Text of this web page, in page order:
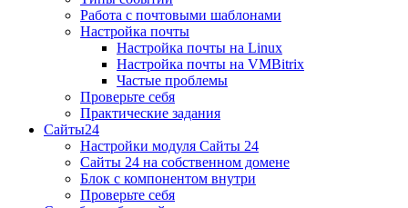
Работа с почтовыми шаблонами
Настройка почты
Настройка почты на Linux
Настройка почты на VMBitrix
Частые проблемы
Проверьте себя
Практические задания
Сайты24
Настройки модуля Сайты 24
Сайты 24 на собственном домене
Блок с компонентом внутри
Проверьте себя